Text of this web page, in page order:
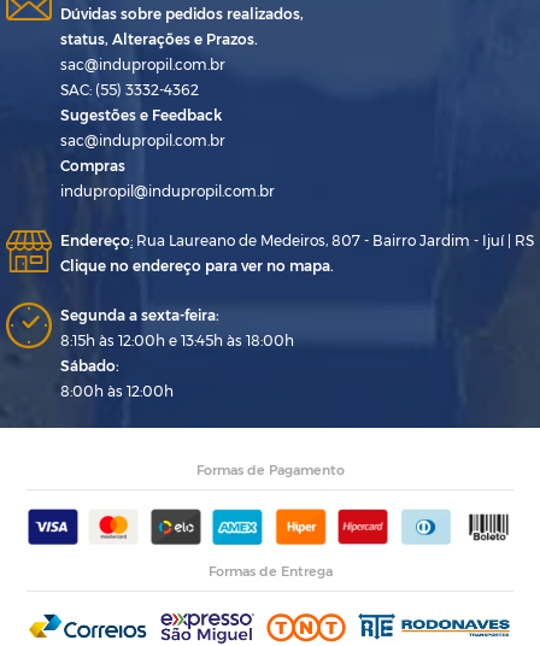
Dúvidas sobre pedidos realizados,
status, Alterações e Prazos.
sac@indupropil.com.br
SAC: (55) 3332-4362
Sugestões e Feedback
sac@indupropil.com.br
Compras
indupropil@indupropil.com.br
Endereço: Rua Laureano de Medeiros, 807 - Bairro Jardim - Ijuí | RS
Clique no endereço para ver no mapa.
Segunda a sexta-feira:
8:15h às 12:00h e 13:45h às 18:00h
Sábado:
8:00h às 12:00h
Formas de Pagamento
Formas de Entrega